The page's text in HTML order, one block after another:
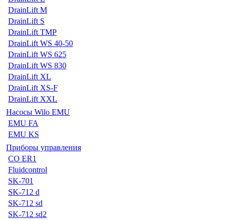
DrainLift M
DrainLift S
DrainLift TMP
DrainLift WS 40-50
DrainLift WS 625
DrainLift WS 830
DrainLift XL
DrainLift XS-F
DrainLift XXL
Насосы Wilo EMU
EMU FA
EMU KS
Приборы управления
CO ER1
Fluidcontrol
SK-701
SK-712 d
SK-712 sd
SK-712 sd2